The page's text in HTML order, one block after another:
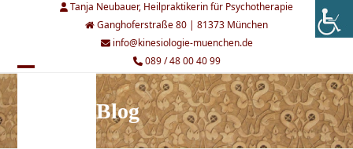
Tanja Neubauer, Heilpraktikerin für Psychotherapie
Ganghoferstraße 80 | 81373 München
info@kinesiologie-muenchen.de
089 / 48 00 40 99
Open
mobile
menu
Close
mobile
menu
Blog